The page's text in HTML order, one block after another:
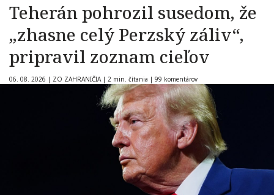
Teherán pohrozil susedom, že
„zhasne celý Perzský záliv“,
pripravil zoznam cieľov
06. 08. 2026 | ZO ZAHRANIČIA | 2 min. čítania | 99 komentárov